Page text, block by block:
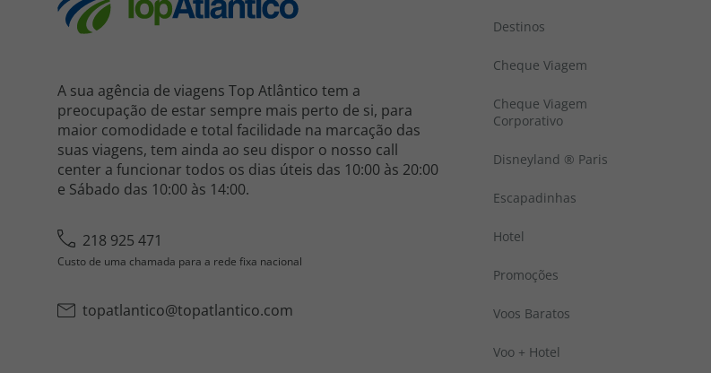
A sua agência de viagens Top Atlântico tem a
preocupação de estar sempre mais perto de si, para
maior comodidade e total facilidade na marcação das
suas viagens, tem ainda ao seu dispor o nosso call
center a funcionar todos os dias úteis das 10:00 às 20:00
e Sábado das 10:00 às 14:00.
218 925 471
Custo de uma chamada para a rede fixa nacional
topatlantico@topatlantico.com
Destinos
Cheque Viagem
Cheque Viagem
Corporativo
Disneyland ® Paris
Escapadinhas
Hotel
Promoções
Voos Baratos
Voo + Hotel